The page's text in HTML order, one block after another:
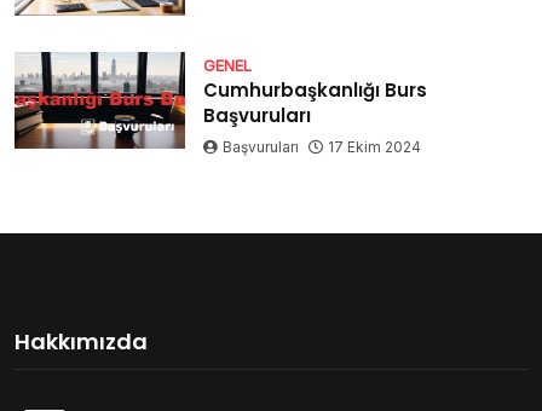
GENEL
Cumhurbaşkanlığı Burs
Başvuruları
Başvuruları 17 Ekim 2024
Hakkımızda